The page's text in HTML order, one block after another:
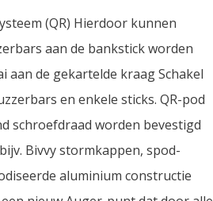
(QR) Hierdoor kunnen
aan de bankstick worden
aan de gekartelde kraag Schakel
en enkele sticks. QR-pod
schroefdraad worden bevestigd
Bivvy stormkappen, spod-
aluminium constructie